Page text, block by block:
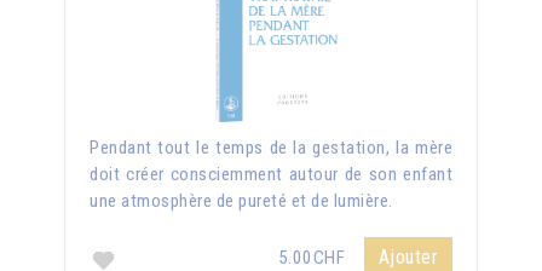
Pendant tout le temps de la gestation, la mère
doit créer consciemment autour de son enfant
une atmosphère de pureté et de lumière.
5.00CHF Ajouter